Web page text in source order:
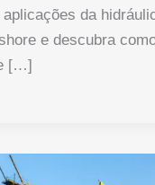
da
e descubra
[…]